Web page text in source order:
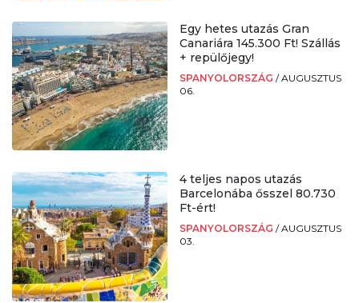
Egy hetes utazás Gran
Canariára 145.300 Ft! Szállás
+ repülőjegy!
SPANYOLORSZÁG /AUGUSZTUS
06.
4 teljes napos utazás
Barcelonába ősszel 80.730
Ft-ért!
SPANYOLORSZÁG /AUGUSZTUS
03.